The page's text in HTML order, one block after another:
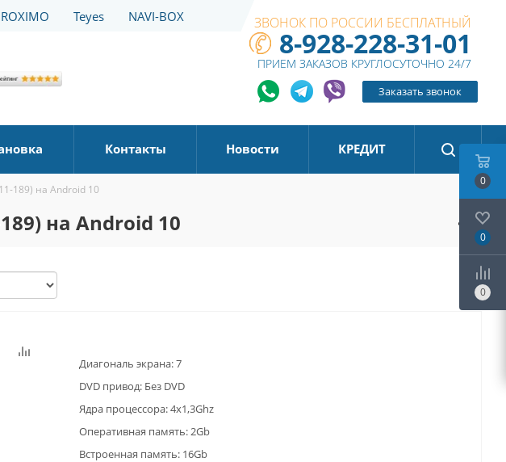
ROXIMO Teyes NAVI-BOX ЗВОНОК ПО РОССИИ БЕСПЛАТНЫЙ
8-928-228-31-01
ПРИЕМ ЗАКАЗОВ КРУГЛОСУТОЧНО 24/7
Заказать звонок
Контакты Новости КРЕДИТ
189) на Android 10
на Android 10
Диагональ экрана:7
DVD привод: Без DVD
Ядра процессора:4x1,3Ghz
Оперативная память:2Gb
Встроенная память: 16Gb
0
0
0